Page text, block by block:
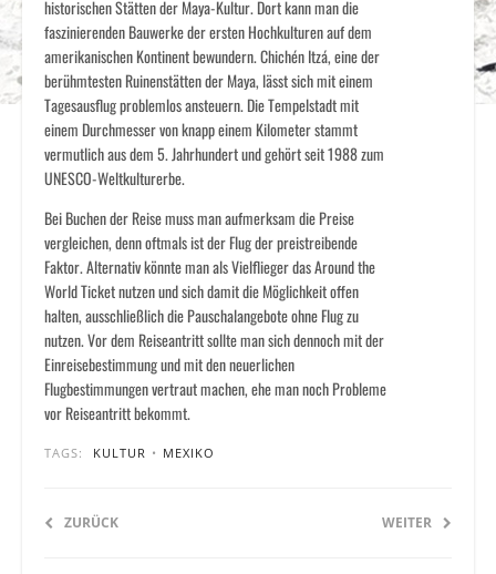
historischen Stätten der Maya-Kultur. Dort kann man die
faszinierenden Bauwerke der ersten Hochkulturen auf dem
amerikanischen Kontinent bewundern. Chichén Itzá, eine der
berühmtesten Ruinenstätten der Maya, lässt sich mit einem
Tagesausflug problemlos ansteuern. Die Tempelstadt mit
einem Durchmesser von knapp einem Kilometer stammt
vermutlich aus dem 5. Jahrhundert und gehört seit 1988 zum
UNESCO-Weltkulturerbe.
Bei Buchen der Reise muss man aufmerksam die Preise
vergleichen, denn oftmals ist der Flug der preistreibende
Faktor. Alternativ könnte man als Vielflieger das Around the
World Ticket nutzen und sich damit die Möglichkeit offen
halten, ausschließlich die Pauschalangebote ohne Flug zu
nutzen. Vor dem Reiseantritt sollte man sich dennoch mit der
Einreisebestimmung und mit den neuerlichen
Flugbestimmungen vertraut machen, ehe man noch Probleme
vor Reiseantritt bekommt.
TAGS: KULTUR • MEXIKO
ZURÜCK WEITER